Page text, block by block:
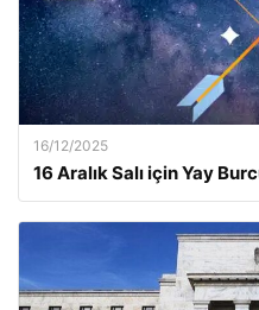
16/12/2025
16 Aralık Salı için Yay